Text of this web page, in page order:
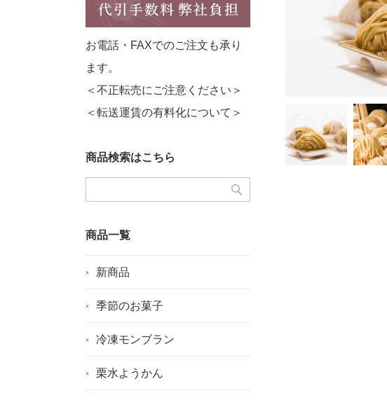
お電話・FAXでのご注文も承り
ます。
＜不正転売にご注意ください＞
＜転送運賃の有料化について＞
商品検索はこちら
商品一覧
新商品
季節のお菓子
冷凍モンブラン
栗水ようかん